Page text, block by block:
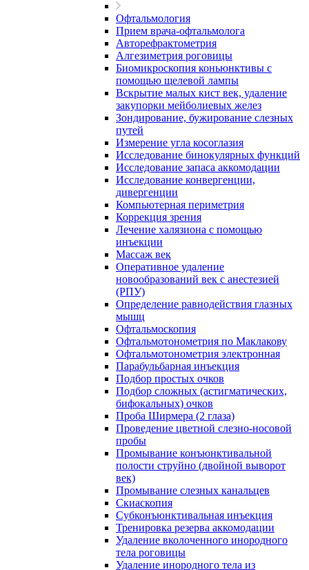
Офтальмология
Прием врача-офтальмолога
Авторефрактометрия
Алгезиметрия роговицы
Биомикроскопия коньюнктивы с
помощью щелевой лампы
Вскрытие малых кист век, удаление
закупорки мейболиевых желез
Зондирование, бужирование слезных
путей
Измерение угла косоглазия
Исследование бинокулярных функций
Исследование запаса аккомодации
Исследование конвергенции,
дивергенции
Компьютерная периметрия
Коррекция зрения
Лечение халязиона с помощью
инъекции
Массаж век
Оперативное удаление
новообразований век с анестезией
(РПУ)
Определение равнодействия глазных
мышц
Офтальмоскопия
Офтальмотонометрия по Маклакову
Офтальмотонометрия электронная
Парабульбарная инъекция
Подбор простых очков
Подбор сложных (астигматических,
бифокальных) очков
Проба Ширмера (2 глаза)
Проведение цветной слезно-носовой
пробы
Промывание конъюнктивальной
полости струйно (двойной выворот
век)
Промывание слезных канальцев
Скиаскопия
Субконъюнктивальная инъекция
Тренировка резерва аккомодации
Удаление вколоченного инородного
тела роговицы
Удаление инородного тела из